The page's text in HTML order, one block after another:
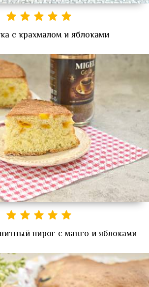
с крахмалом и яблоками
пирог с манго и яблоками